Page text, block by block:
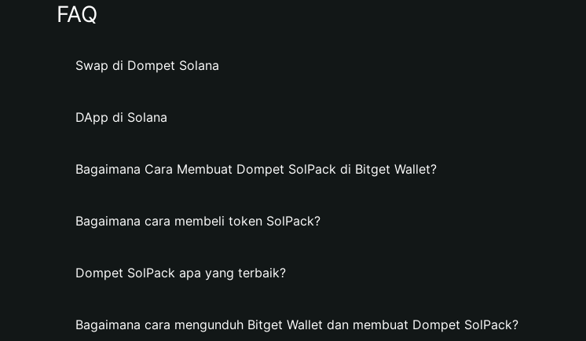
FAQ
Swap di Dompet Solana
DApp di Solana
Bagaimana Cara Membuat Dompet SolPack di Bitget Wallet?
Bagaimana cara membeli token SolPack?
Dompet SolPack apa yang terbaik?
Bagaimana cara mengunduh Bitget Wallet dan membuat Dompet SolPack?